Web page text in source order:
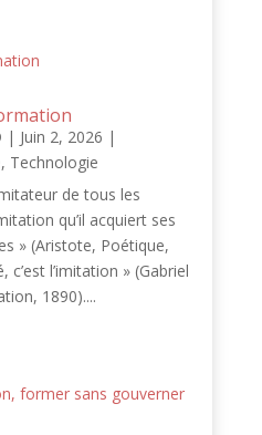
| Juin 2, 2026 |
, Technologie
de tous les
qu’il acquiert ses
» (Aristote, Poétique,
c’est l’imitation » (Gabriel
1890)....